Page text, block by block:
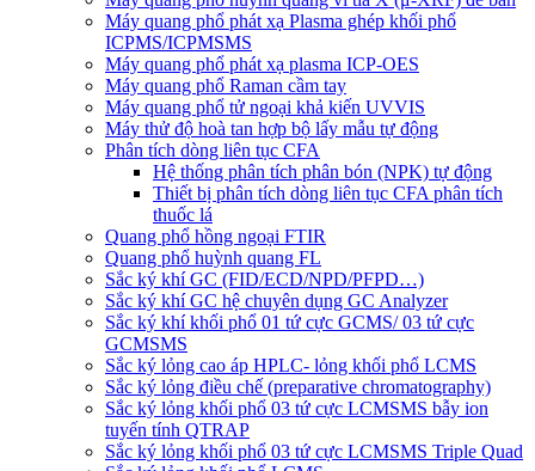
Máy quang phổ phát xạ Plasma ghép khối phổ
ICPMS/ICPMSMS
Máy quang phổ phát xạ plasma ICP-OES
Máy quang phổ Raman cầm tay
Máy quang phổ tử ngoại khả kiến UVVIS
Máy thử độ hoà tan hợp bộ lấy mẫu tự động
Phân tích dòng liên tục CFA
Hệ thống phân tích phân bón (NPK) tự động
Thiết bị phân tích dòng liên tục CFA phân tích
thuốc lá
Quang phổ hồng ngoại FTIR
Quang phổ huỳnh quang FL
Sắc ký khí GC (FID/ECD/NPD/PFPD…)
Sắc ký khí GC hệ chuyên dụng GC Analyzer
Sắc ký khí khối phổ 01 tứ cực GCMS/ 03 tứ cực
GCMSMS
Sắc ký lỏng cao áp HPLC- lỏng khối phổ LCMS
Sắc ký lỏng điều chế (preparative chromatography)
Sắc ký lỏng khối phổ 03 tứ cực LCMSMS bẫy ion
tuyến tính QTRAP
Sắc ký lỏng khối phổ 03 tứ cực LCMSMS Triple Quad